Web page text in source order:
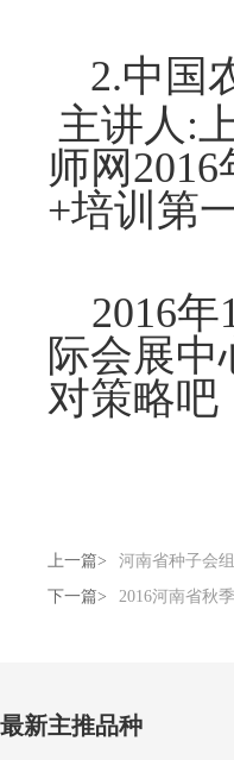
2.中国
主讲人:
师网
+培训第
2016
际会展
对策略吧
上一篇>
河南省种子会
下一篇>
2016河南省秋
最新主推品种